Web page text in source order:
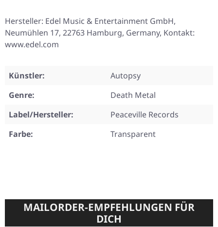
Hersteller: Edel Music & Entertainment GmbH,
Neumühlen 17, 22763 Hamburg, Germany, Kontakt:
www.edel.com
Künstler:
Autopsy
Genre:
Death Metal
Label/Hersteller:
Peaceville Records
Farbe:
Transparent
MAILORDER-EMPFEHLUNGEN FÜR
DICH